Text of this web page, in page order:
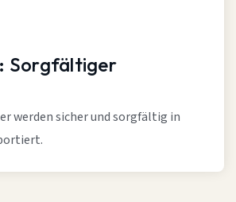
Sorgfältiger
werden sicher und sorgfältig in